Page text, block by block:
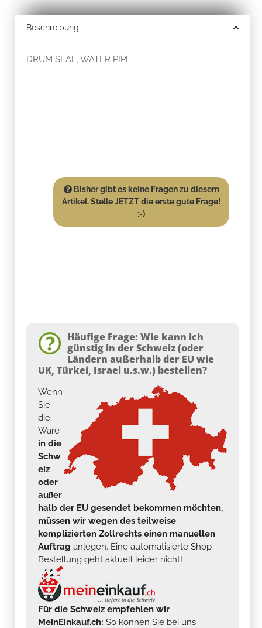
Beschreibung
DRUM SEAL, WATER PIPE
Bisher gibt es keine Fragen zu diesem
Artikel. Stelle JETZT die erste gute Frage!
:-)
Häufige Frage: Wie kann ich
günstig in der Schweiz (oder
Ländern außerhalb der EU wie
UK, Türkei, Israel u.s.w.) bestellen?
Wenn
Sie
die
Ware
in die
Schw
eiz
oder
außer
halb der EU gesendet bekommen möchten,
müssen wir wegen des teilweise
komplizierten Zollrechts einen manuellen
Auftrag anlegen. Eine automatisierte Shop-
Bestellung geht aktuell leider nicht!
Für die Schweiz empfehlen wir
MeinEinkauf.ch: So können Sie bei uns